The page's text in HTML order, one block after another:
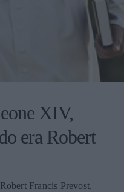
XIV,
era Robert
Francis Prevost,